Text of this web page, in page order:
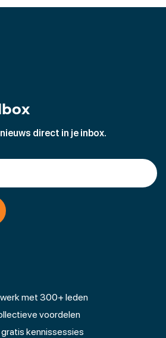
met 300+ leden
voordelen
kennissessies
direct in je inbox.